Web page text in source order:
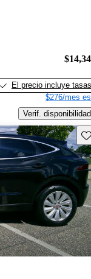
El precio incluye tasas
$276/mes
Verif. disponibilidad